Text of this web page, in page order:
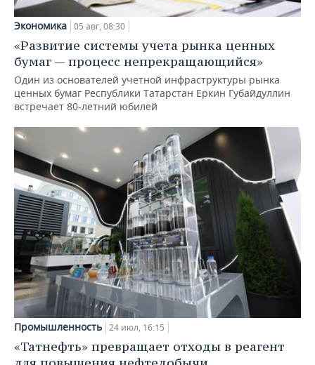
Экономика 05 авг, 08:30
«Развитие системы учета рынка ценных
бумаг — процесс непрекращающийся»
Один из основателей учетной инфраструктуры рынка
ценных бумаг Республики Татарстан Еркин Губайдуллин
встречает 80-летний юбилей
Промышленность 24 июл, 16:15
«Татнефть» превращает отходы в реагент